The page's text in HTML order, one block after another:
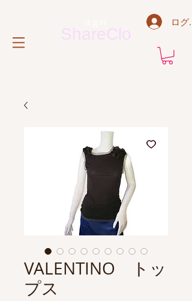
ShareClo
ログ
VALENTINO トッ
プス